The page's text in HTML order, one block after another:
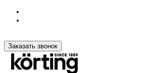
Заказать звонок